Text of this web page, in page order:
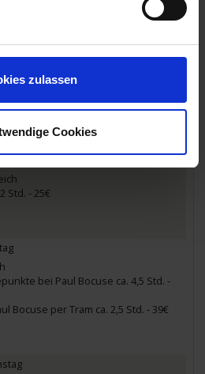
zulassen
Cookies
/ Frankreich
Std. - 25€
bei Paul Bocuse ca. 4,5 Std. -
Bocuse per Tram ca. 2,5 Std. - 39€